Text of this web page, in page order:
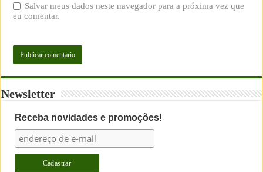
Salvar meus dados neste navegador para a próxima vez que
eu comentar.
Newsletter
Receba novidades e promoções!